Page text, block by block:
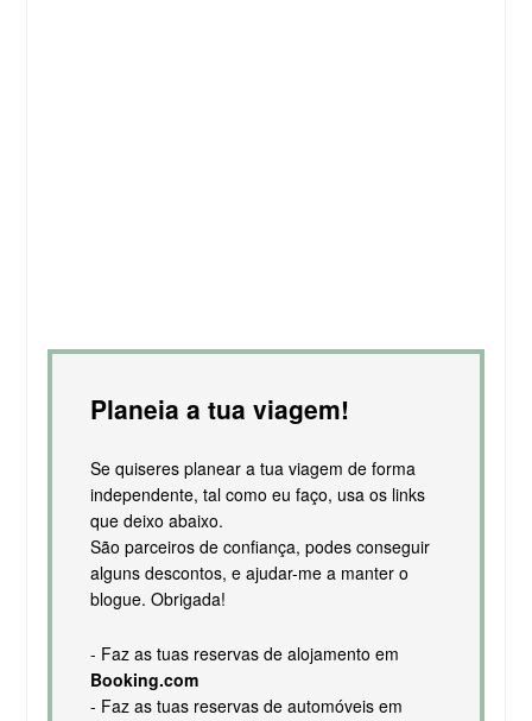
Planeia a tua viagem!
Se quiseres planear a tua viagem de forma
independente, tal como eu faço, usa os links
que deixo abaixo.
São parceiros de confiança, podes conseguir
alguns descontos, e ajudar-me a manter o
blogue. Obrigada!
- Faz as tuas reservas de alojamento em
Booking.com
- Faz as tuas reservas de automóveis em